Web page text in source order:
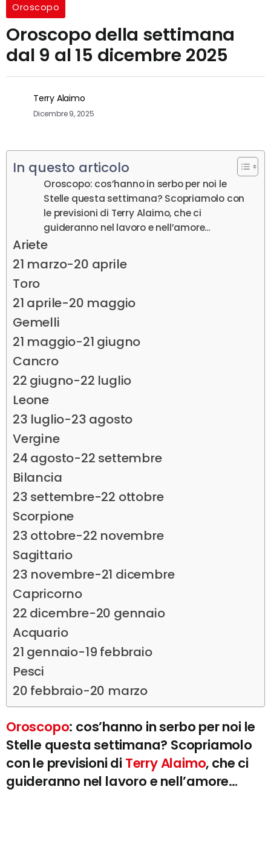
Oroscopo
Oroscopo della settimana
dal 9 al 15 dicembre 2025
Terry Alaimo
Dicembre 9, 2025
In questo articolo
Oroscopo: cos’hanno in serbo per noi le
Stelle questa settimana? Scopriamolo con
le previsioni di Terry Alaimo, che ci
guideranno nel lavoro e nell’amore…
Ariete
21 marzo-20 aprile
Toro
21 aprile-20 maggio
Gemelli
21 maggio-21 giugno
Cancro
22 giugno-22 luglio
Leone
23 luglio-23 agosto
Vergine
24 agosto-22 settembre
Bilancia
23 settembre-22 ottobre
Scorpione
23 ottobre-22 novembre
Sagittario
23 novembre-21 dicembre
Capricorno
22 dicembre-20 gennaio
Acquario
21 gennaio-19 febbraio
Pesci
20 febbraio-20 marzo
Oroscopo: cos’hanno in serbo per noi le
Stelle questa settimana? Scopriamolo
con le previsioni di Terry Alaimo, che ci
guideranno nel lavoro e nell’amore…